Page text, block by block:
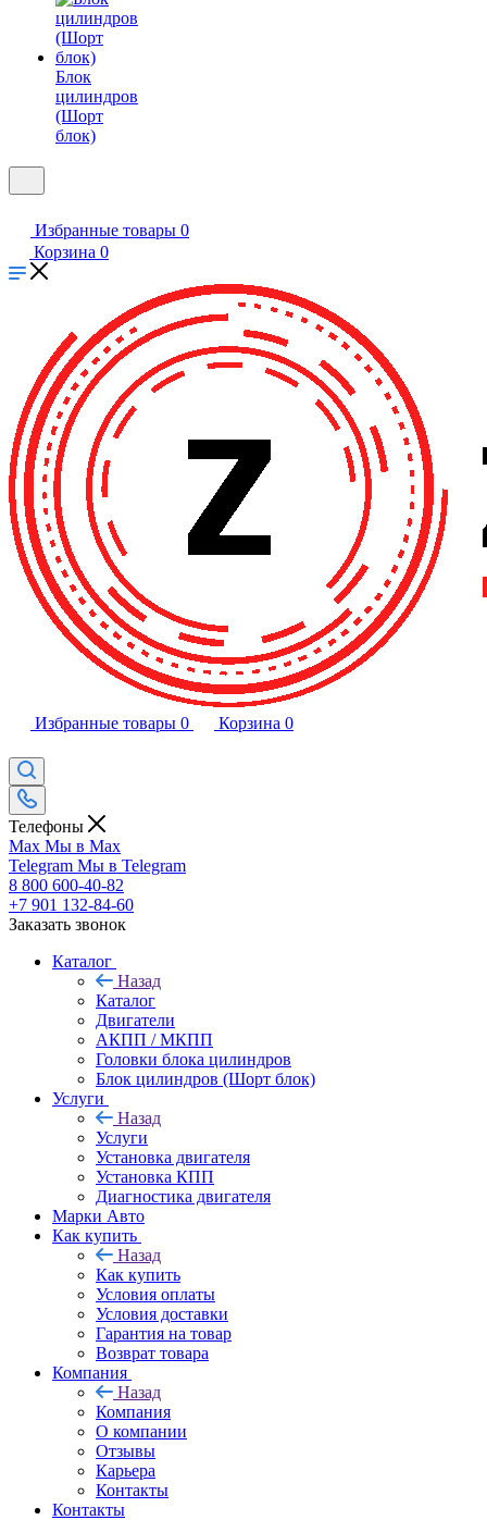
Блок
цилиндров
(Шорт
блок)
Избранные товары 0
Корзина 0
Избранные товары 0 Корзина 0
Телефоны
Max Мы в Max
Telegram Мы в Telegram
8 800 600-40-82
+7 901 132-84-60
Заказать звонок
Каталог
Назад
Каталог
Двигатели
АКПП / МКПП
Головки блока цилиндров
Блок цилиндров (Шорт блок)
Услуги
Назад
Услуги
Установка двигателя
Установка КПП
Диагностика двигателя
Марки Авто
Как купить
Назад
Как купить
Условия оплаты
Условия доставки
Гарантия на товар
Возврат товара
Компания
Назад
Компания
О компании
Отзывы
Карьера
Контакты
Контакты